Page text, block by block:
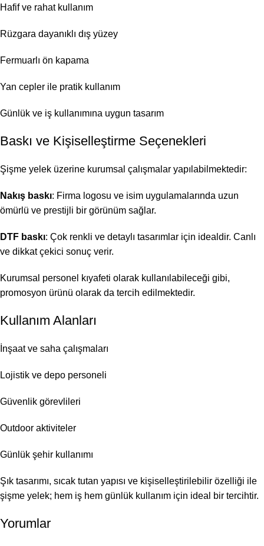
Hafif ve rahat kullanım
Rüzgara dayanıklı dış yüzey
Fermuarlı ön kapama
Yan cepler ile pratik kullanım
Günlük ve iş kullanımına uygun tasarım
Baskı ve Kişiselleştirme Seçenekleri
Şişme yelek üzerine kurumsal çalışmalar yapılabilmektedir:
Nakış baskı: Firma logosu ve isim uygulamalarında uzun
ömürlü ve prestijli bir görünüm sağlar.
DTF baskı: Çok renkli ve detaylı tasarımlar için idealdir. Canlı
ve dikkat çekici sonuç verir.
Kurumsal personel kıyafeti olarak kullanılabileceği gibi,
promosyon ürünü olarak da tercih edilmektedir.
Kullanım Alanları
İnşaat ve saha çalışmaları
Lojistik ve depo personeli
Güvenlik görevlileri
Outdoor aktiviteler
Günlük şehir kullanımı
Şık tasarımı, sıcak tutan yapısı ve kişiselleştirilebilir özelliği ile
şişme yelek; hem iş hem günlük kullanım için ideal bir tercihtir.
Yorumlar